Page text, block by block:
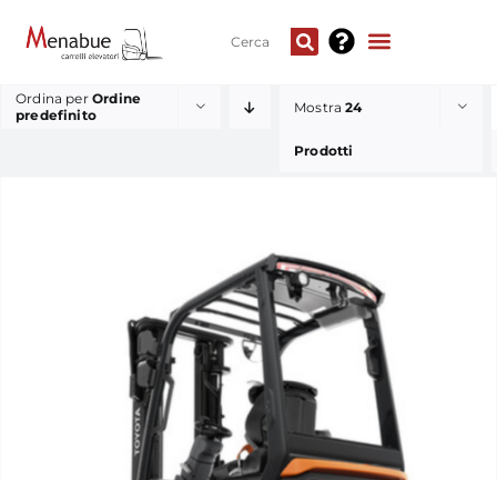
Ordina per Ordine
predefinito
Mostra24
Prodotti